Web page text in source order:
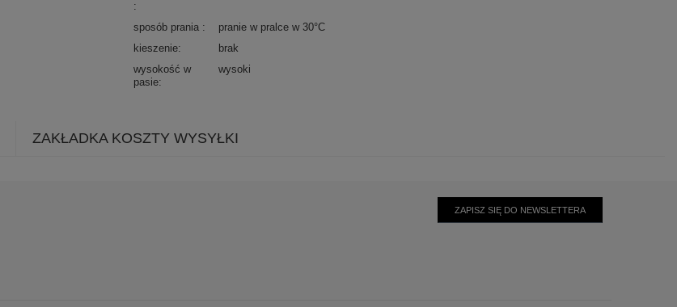
sposób prania
pranie w pralce w 30°C
kieszenie
brak
wysokość w
pasie
wysoki
ZAKŁADKA KOSZTY WYSYŁKI
ZAPISZ SIĘ DO NEWSLETTERA